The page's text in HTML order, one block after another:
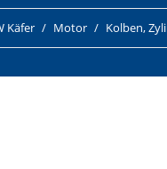
Käfer Motor Kolben,